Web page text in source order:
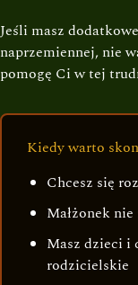
Jeśli masz
naprzemiennej, nie
pomogę Ci w tej
Kiedy warto
Chcesz się
Małżonek
Masz dzieci i
rodzicielskie